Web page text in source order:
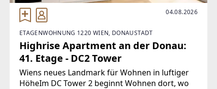
04.08.2026
ETAGENWOHNUNG 1220 WIEN, DONAUSTADT
Highrise Apartment an der Donau:
41. Etage - DC2 Tower
Wiens neues Landmark für Wohnen in luftiger
HöheIm DC Tower 2 beginnt Wohnen dort, wo